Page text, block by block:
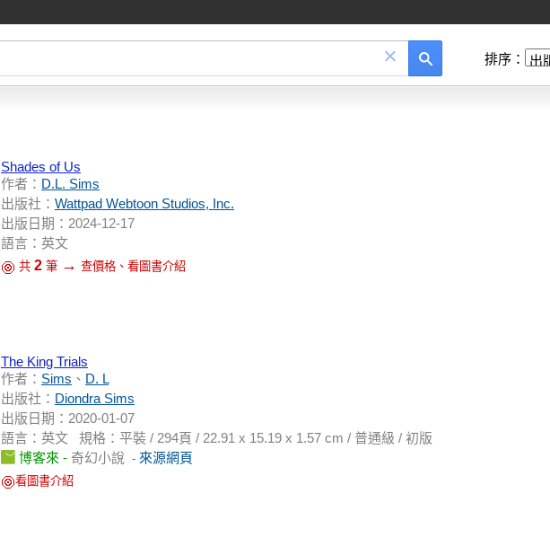
× 排序：
Shades of Us
作者： D.L. Sims
出版社： Wattpad Webtoon Studios, Inc.
出版日期：2024-12-17
語言：英文
共 2 筆 → 查價格、看圖書介紹
The King Trials
作者： Sims 、 D. L
出版社： Diondra Sims
出版日期：2020-01-07
語言：英文 規格：平裝 / 294頁 / 22.91 x 15.19 x 1.57 cm / 普通級 / 初版
博客來 - 奇幻小說 - 來源網頁
看圖書介紹